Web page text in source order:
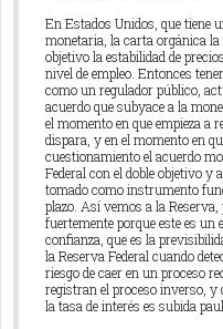
En Estados Unidos, que tiene
monetaria, la carta orgánica la
objetivo la estabilidad de
nivel de empleo. Entonces
como un regulador público,
acuerdo que subyace a la
el momento en que empieza a
dispara, y en el momento en
cuestionamiento el acuerdo
Federal con el doble objetivo y
tomado como instrumento
plazo. Así vemos a la
fuertemente porque este es un
confianza, que es la
la Reserva Federal cuando
riesgo de caer en un proceso
registran el proceso inverso, y
la tasa de interés es subida